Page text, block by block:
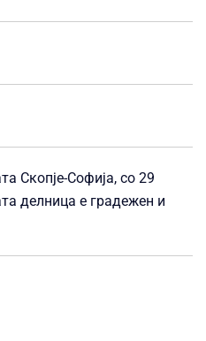
Скопје-Софија, со 29
делница е градежен и